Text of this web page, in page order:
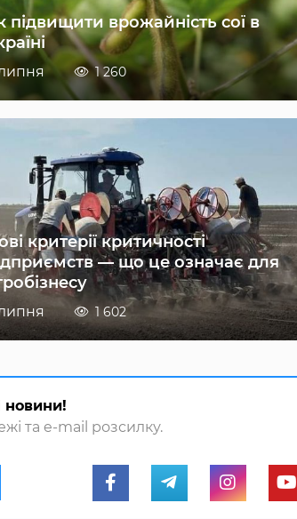
підвищити врожайність сої в
1 260
критерії критичності
— що це означає для
1 602
новини!
та e-mail розсилку.